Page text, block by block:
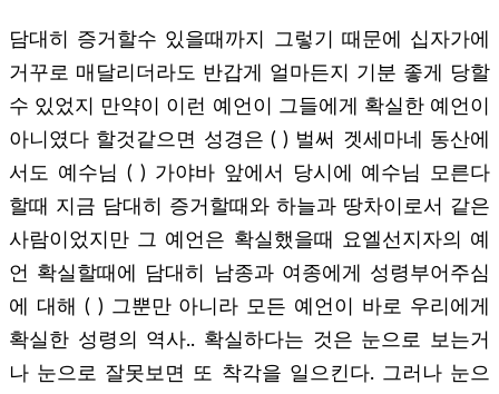
담대히 증거할수 있을때까지 그렇기 때문에 십자가에
거꾸로 매달리더라도 반갑게 얼마든지 기분 좋게 당할
수 있었지 만약이 이런 예언이 그들에게 확실한 예언이
아니였다 할것같으면 성경은 ( ) 벌써 겟세마네 동산에
서도 예수님 ( ) 가야바 앞에서 당시에 예수님 모른다
할때 지금 담대히 증거할때와 하늘과 땅차이로서 같은
사람이었지만 그 예언은 확실했을때 요엘선지자의 예
언 확실할때에 담대히 남종과 여종에게 성령부어주심
에 대해 ( ) 그뿐만 아니라 모든 예언이 바로 우리에게
확실한 성령의 역사.. 확실하다는 것은 눈으로 보는거
나 눈으로 잘못보면 또 착각을 일으킨다. 그러나 눈으